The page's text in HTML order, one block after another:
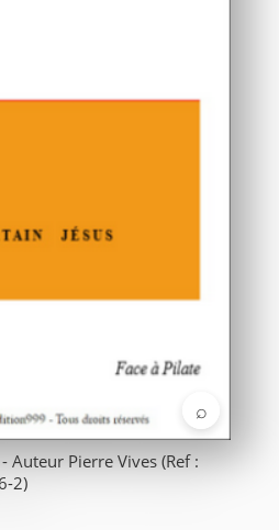
⌕
Auteur Pierre Vives (Ref :
2)